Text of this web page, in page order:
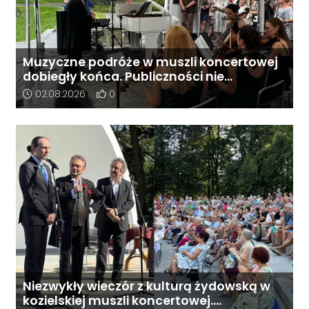
Muzyczne podróże w muszli koncertowej
dobiegły końca. Publiczności nie
odstraszył nawet deszcz
Data dodania artykułu:
02.08.2026 Liczba pozytywnych reakcji użytkowników do
0
Niezwykły wieczór z kulturą żydowską w
kozielskiej muszli koncertowej.